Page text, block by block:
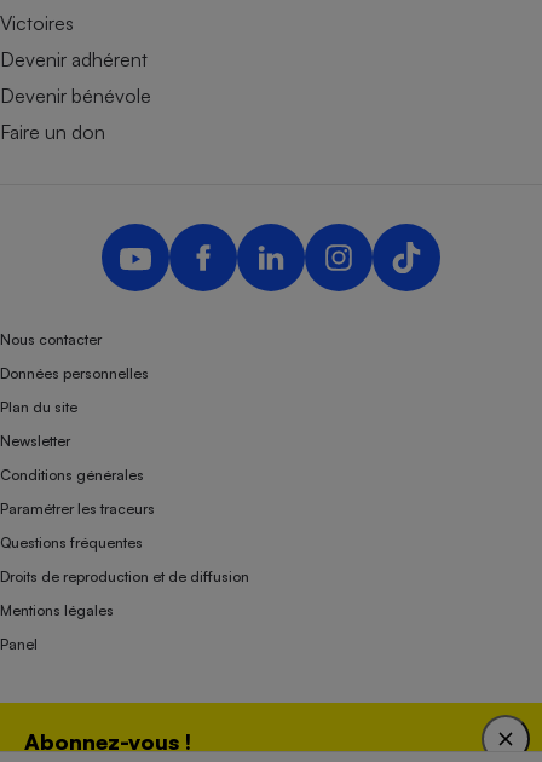
Abonnez-vous !
Victoires
Devenir adhérent
Devenir bénévole
Faire un don
Nous contacter
Données personnelles
Plan du site
Newsletter
Conditions générales
Paramétrer les traceurs
Questions fréquentes
Droits de reproduction et de diffusion
Mentions légales
Panel
Association indépendante de l’État, des syndicats, des producteurs et des
distributeurs depuis 1951.